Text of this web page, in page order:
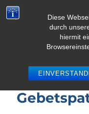
Diese
durch
hiermit